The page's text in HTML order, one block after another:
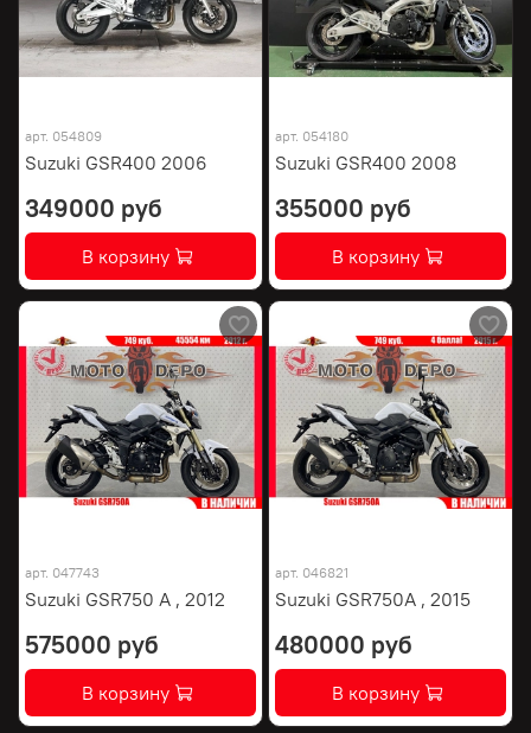
арт. 054809
Suzuki GSR400 2006
349000 руб
В корзину
арт. 054180
Suzuki GSR400 2008
355000 руб
В корзину
арт. 047743
Suzuki GSR750 A , 2012
575000 руб
В корзину
арт. 046821
Suzuki GSR750A , 2015
480000 руб
В корзину